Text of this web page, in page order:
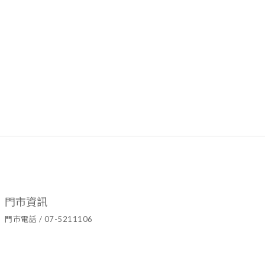
門市資訊
門市電話 / 07-5211106